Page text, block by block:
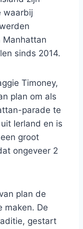
waarbij
Manhattan
sinds 2014.
Timoney,
plan om als
parade te
Ierland en is
groot
ongeveer 2
plan de
maken. De
gestart